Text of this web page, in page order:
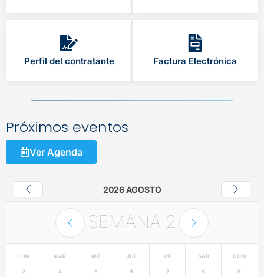
Perfil del contratante Factura Electrónica
Próximos eventos
Ver Agenda
2026 AGOSTO
SEMANA 2
LUN
3
MAR
4
MIÉ
5
JUE
6
VIE
7
SÁB
8
DOM
9